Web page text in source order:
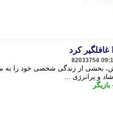
کرد
82033754
اش، بخشی از زندگی شخصی خود را به
و پرانرژی ...
بازیگر